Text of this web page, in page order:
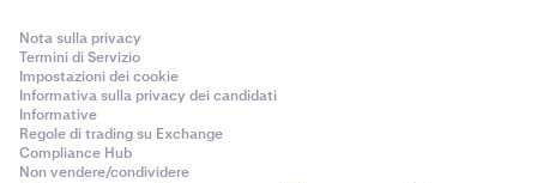
Nota sulla privacy
Termini di Servizio
Impostazioni dei cookie
Informativa sulla privacy dei candidati
Informative
Regole di trading su Exchange
Compliance Hub
Non vendere/condividere